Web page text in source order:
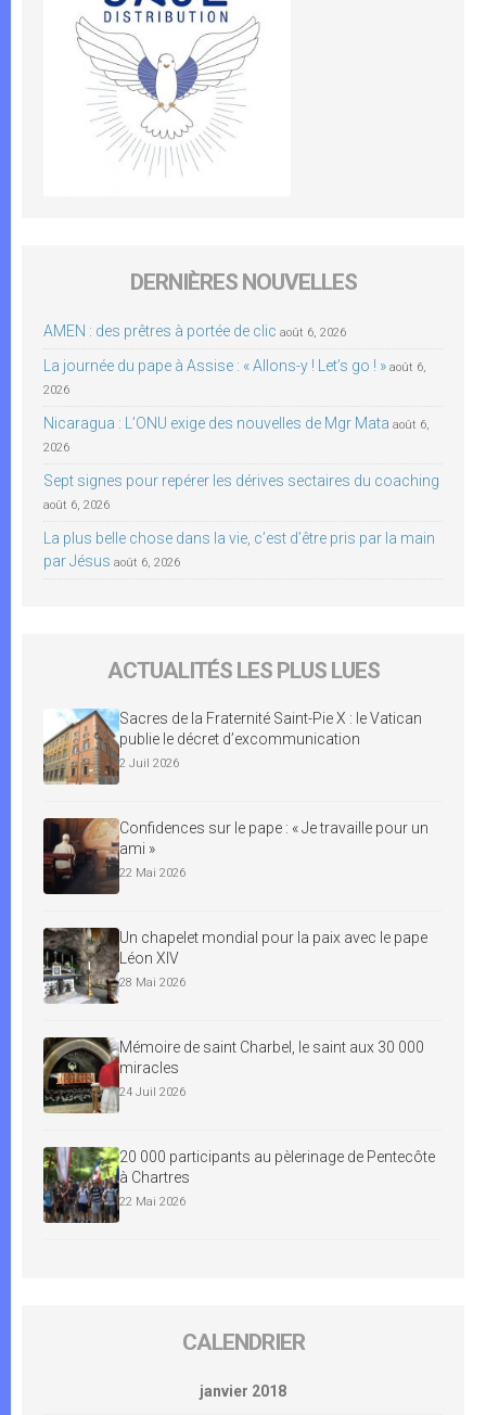
DERNIÈRES NOUVELLES
AMEN : des prêtres à portée de clic août 6, 2026
La journée du pape à Assise : « Allons-y ! Let’s go ! » août 6,
2026
Nicaragua : L’ONU exige des nouvelles de Mgr Mata août 6,
2026
Sept signes pour repérer les dérives sectaires du coaching
août 6, 2026
La plus belle chose dans la vie, c’est d’être pris par la main
par Jésus août 6, 2026
ACTUALITÉS LES PLUS LUES
Sacres de la Fraternité Saint-Pie X : le Vatican
publie le décret d’excommunication
2 Juil 2026
Confidences sur le pape : « Je travaille pour un
ami »
22 Mai 2026
Un chapelet mondial pour la paix avec le pape
Léon XIV
28 Mai 2026
Mémoire de saint Charbel, le saint aux 30 000
miracles
24 Juil 2026
20 000 participants au pèlerinage de Pentecôte
à Chartres
22 Mai 2026
CALENDRIER
janvier 2018